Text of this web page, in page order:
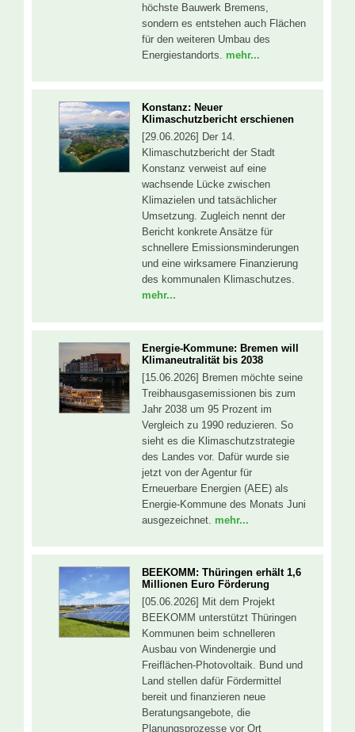
höchste Bauwerk Bremens,
sondern es entstehen auch Flächen
für den weiteren Umbau des
Energiestandorts. mehr...
Konstanz: Neuer
Klimaschutzbericht erschienen
[29.06.2026] Der 14.
Klimaschutzbericht der Stadt
Konstanz verweist auf eine
wachsende Lücke zwischen
Klimazielen und tatsächlicher
Umsetzung. Zugleich nennt der
Bericht konkrete Ansätze für
schnellere Emissionsminderungen
und eine wirksamere Finanzierung
des kommunalen Klimaschutzes.
mehr...
Energie-Kommune: Bremen will
Klimaneutralität bis 2038
[15.06.2026] Bremen möchte seine
Treibhausgasemissionen bis zum
Jahr 2038 um 95 Prozent im
Vergleich zu 1990 reduzieren. So
sieht es die Klimaschutzstrategie
des Landes vor. Dafür wurde sie
jetzt von der Agentur für
Erneuerbare Energien (AEE) als
Energie-Kommune des Monats Juni
ausgezeichnet. mehr...
BEEKOMM: Thüringen erhält 1,6
Millionen Euro Förderung
[05.06.2026] Mit dem Projekt
BEEKOMM unterstützt Thüringen
Kommunen beim schnelleren
Ausbau von Windenergie und
Freiflächen-Photovoltaik. Bund und
Land stellen dafür Fördermittel
bereit und finanzieren neue
Beratungsangebote, die
Planungsprozesse vor Ort